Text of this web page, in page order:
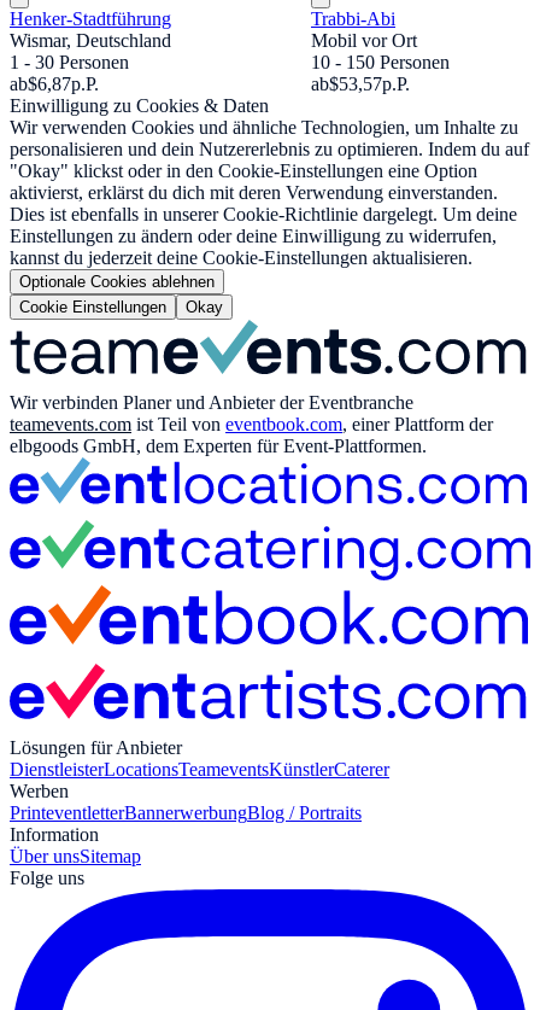
Henker-Stadtführung
Wismar, Deutschland
1 - 30 Personen
ab$6,87p.P.
Trabbi-Abi
Mobil vor Ort
10 - 150 Personen
ab$53,57p.P.
Einwilligung zu Cookies & Daten
Wir verwenden Cookies und ähnliche Technologien, um Inhalte zu
personalisieren und dein Nutzererlebnis zu optimieren. Indem du auf
"Okay" klickst oder in den Cookie-Einstellungen eine Option
aktivierst, erklärst du dich mit deren Verwendung einverstanden.
Dies ist ebenfalls in unserer Cookie-Richtlinie dargelegt. Um deine
Einstellungen zu ändern oder deine Einwilligung zu widerrufen,
kannst du jederzeit deine Cookie-Einstellungen aktualisieren.
Optionale Cookies ablehnen
Cookie Einstellungen
Okay
Wir verbinden Planer und Anbieter der Eventbranche
teamevents.com ist Teil von eventbook.com, einer Plattform der
elbgoods GmbH, dem Experten für Event-Plattformen.
Lösungen für Anbieter
DienstleisterLocationsTeameventsKünstlerCaterer
Werben
PrinteventletterBannerwerbungBlog / Portraits
Information
Über unsSitemap
Folge uns